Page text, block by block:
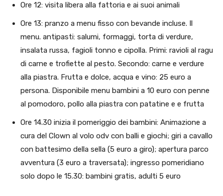
Ore 12: visita libera alla fattoria e ai suoi animali
Ore 13: pranzo a menu fisso con bevande incluse. Il
menu. antipasti: salumi, formaggi, torta di verdure,
insalata russa, fagioli tonno e cipolla. Primi: ravioli al ragu
di carne e trofiette al pesto. Secondo: carne e verdure
alla piastra. Frutta e dolce, acqua e vino: 25 euro a
persona. Disponibile menu bambini a 10 euro con penne
al pomodoro, pollo alla piastra con patatine e e frutta
Ore 14.30 inizia il pomeriggio dei bambini: Animazione a
cura del Clown al volo odv con balli e giochi; giri a cavallo
con battesimo della sella (5 euro a giro); apertura parco
avventura (3 euro a traversata); ingresso pomeridiano
solo dopo le 15.30: bambini gratis, adulti 5 euro